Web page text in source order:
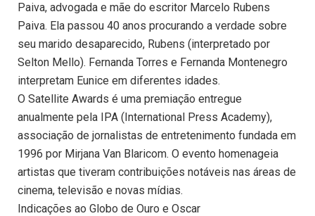
Paiva, advogada e mãe do escritor Marcelo Rubens
Paiva. Ela passou 40 anos procurando a verdade sobre
seu marido desaparecido, Rubens (interpretado por
Selton Mello). Fernanda Torres e Fernanda Montenegro
interpretam Eunice em diferentes idades.
O Satellite Awards é uma premiação entregue
anualmente pela IPA (International Press Academy),
associação de jornalistas de entretenimento fundada em
1996 por Mirjana Van Blaricom. O evento homenageia
artistas que tiveram contribuições notáveis nas áreas de
cinema, televisão e novas mídias.
Indicações ao Globo de Ouro e Oscar